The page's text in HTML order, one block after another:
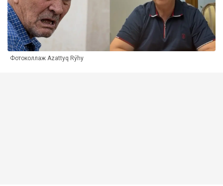
Фотоколлаж Azattyq Rýhy